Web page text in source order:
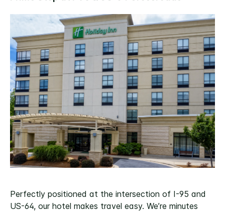
Perfectly positioned at the intersection of I-95 and
US-64, our hotel makes travel easy. We’re minutes